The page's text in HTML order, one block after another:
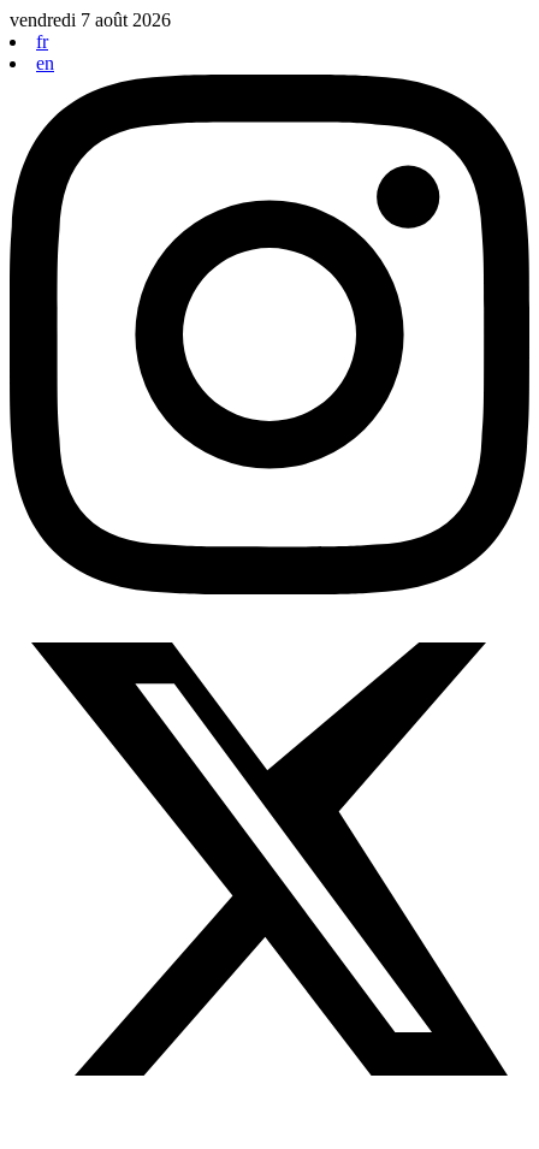
Aller
au
contenu
vendredi 7 août 2026
fr
en